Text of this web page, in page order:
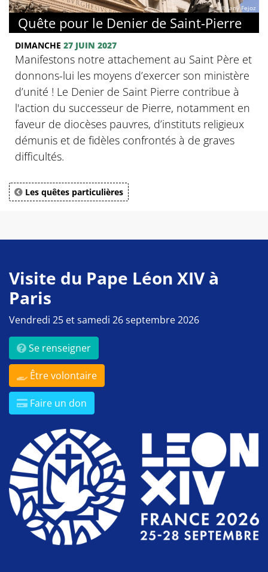
© Jany Fejoz
Quête pour le Denier de Saint-Pierre
DIMANCHE 27 JUIN 2027
Manifestons notre attachement au Saint Père et
donnons-lui les moyens d’exercer son ministère
d’unité ! Le Denier de Saint Pierre contribue à
l'action du successeur de Pierre, notamment en
faveur de diocèses pauvres, d’instituts religieux
démunis et de fidèles confrontés à de graves
difficultés.
Les quêtes particulières
Visite du Pape Léon XIV à
Paris
Vendredi 25 et samedi 26 septembre 2026
Se renseigner
Être volontaire
Faire un don